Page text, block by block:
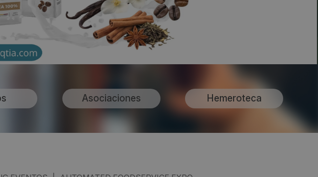
Asociaciones Hemeroteca